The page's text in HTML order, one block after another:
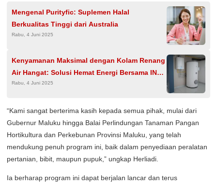
Mengenal Purityfic: Suplemen Halal
Berkualitas Tinggi dari Australia
Rabu, 4 Juni 2025
Kenyamanan Maksimal dengan Kolam Renang
Air Hangat: Solusi Hemat Energi Bersama INTI
SOLAR
Rabu, 4 Juni 2025
“Kami sangat berterima kasih kepada semua pihak, mulai dari
Gubernur Maluku hingga Balai Perlindungan Tanaman Pangan
Hortikultura dan Perkebunan Provinsi Maluku, yang telah
mendukung penuh program ini, baik dalam penyediaan peralatan
pertanian, bibit, maupun pupuk,” ungkap Herliadi.
Ia berharap program ini dapat berjalan lancar dan terus